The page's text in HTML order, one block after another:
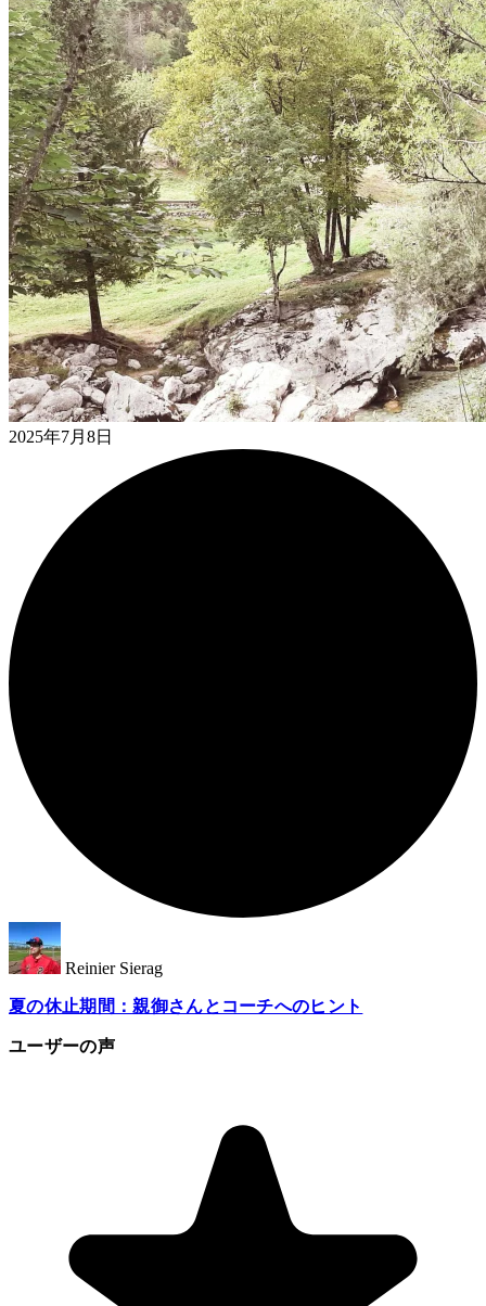
2025年7月8日
Reinier Sierag
夏の休止期間：親御さんとコーチへのヒント
ユーザーの声